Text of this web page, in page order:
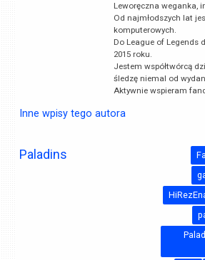
Leworęczna weganka,
Od najmłodszych lat
komputerowych.
Do League of Legends
2015 roku.
Jestem współtwórcą
śledzę niemal od
Aktywnie wspieram
Inne wpisy tego autora
Paladins